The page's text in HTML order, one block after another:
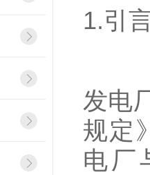
1.引
发电
规定
电厂